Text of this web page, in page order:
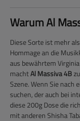
Warum Al
Diese Sorte ist mehr
Hommage an die
aus bewährtem
machtAl Massiva 4B
Szene. Wenn Sie nach
suchen, der auch bei
diese 200g Dose die
mit anderen Shisha